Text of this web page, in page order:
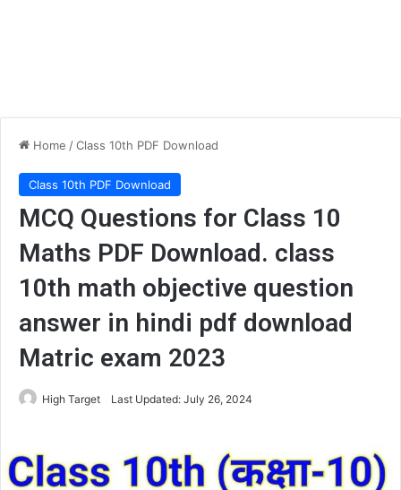
Home /Class 10th PDF Download
Class 10th PDF Download
MCQ Questions for Class 10
Maths PDF Download. class
10th math objective question
answer in hindi pdf download
Matric exam 2023
High Target Last Updated: July 26, 2024